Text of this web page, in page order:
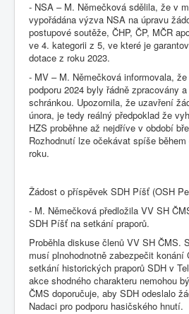
- NSA – M. Němečková sdělila, že v
vypořádána výzva NSA na úpravu
postupové soutěže, ČHP, ČP, MČR
ve 4. kategorii z 5, ve které je
dotace z roku 2023.
- MV – M. Němečková informovala,
podporu 2024 byly řádně zpracovány
schránkou. Upozornila, že uzavření
února, je tedy reálný předpoklad že
HZS proběhne až nejdříve v období
Rozhodnutí lze očekávat spíše
roku.
Žádost o příspěvek SDH Píšť (OSH
- M. Němečková předložila VV SH
SDH Píšť na setkání praporů.
Proběhla diskuse členů VV SH ČMS.
musí plnohodnotně zabezpečit konání
setkání historických praporů SDH v
akce shodného charakteru nemohou
ČMS doporučuje, aby SDH odeslalo
Nadaci pro podporu hasičského hnutí.